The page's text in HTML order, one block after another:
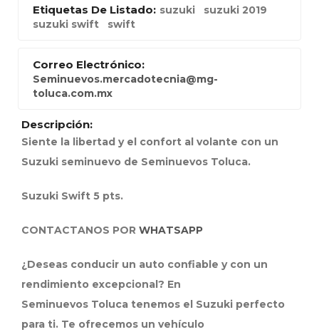
Etiquetas De Listado: suzuki
suzuki 2019
suzuki swift
swift
Correo Electrónico:
Seminuevos.mercadotecnia@mg-
toluca.com.mx
Descripción:
Siente la libertad y el confort al volante con un
Suzuki seminuevo de Seminuevos Toluca.
Suzuki Swift 5 pts.
CONTACTANOS POR WHATSAPP
¿Deseas conducir un auto confiable y con un
rendimiento excepcional? En
Seminuevos Toluca tenemos el Suzuki perfecto
para ti. Te ofrecemos un vehículo